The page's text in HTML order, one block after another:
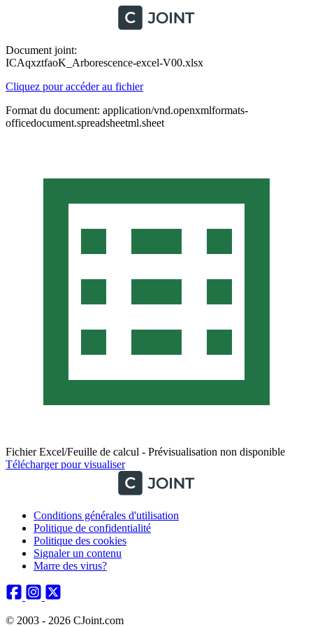
Document joint:
ICAqxztfaoK_Arborescence-excel-V00.xlsx
Cliquez pour accéder au fichier
Format du document: application/vnd.openxmlformats-
officedocument.spreadsheetml.sheet
Fichier Excel/Feuille de calcul - Prévisualisation non disponible
Télécharger pour visualiser
Conditions générales d'utilisation
Politique de confidentialité
Politique des cookies
Signaler un contenu
Marre des virus?
© 2003 - 2026 CJoint.com